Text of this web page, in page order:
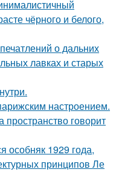
чёрного и белого,
о дальних
лавках и старых
настроением.
пространство говорит
особняк 1929 года,
принципов Ле